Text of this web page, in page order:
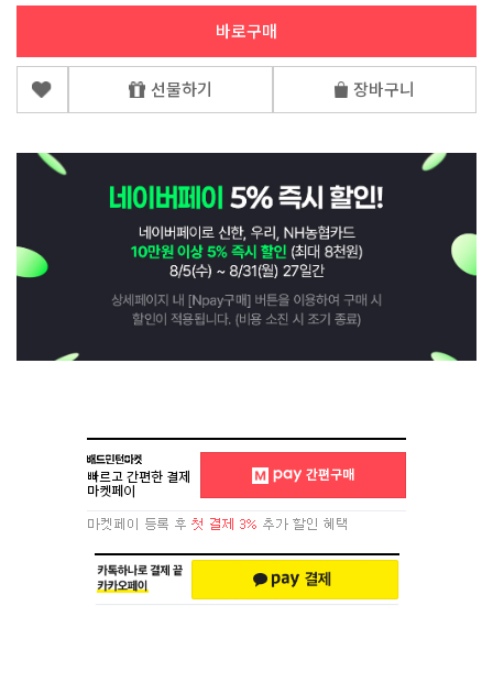
바로구매
선물하기 장바구니